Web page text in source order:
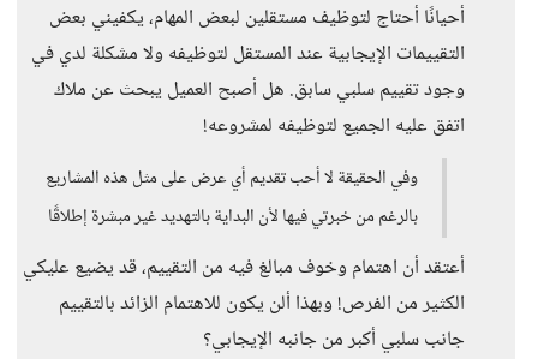
أحيانًا أحتاج لتوظيف مستقلين لبعض المهام، يكفيني بعض
التقييمات الإيجابية عند المستقل لتوظيفه ولا مشكلة لدي في
وجود تقييم سلبي سابق. هل أصبح العميل يبحث عن ملاك
اتفق عليه الجميع لتوظيفه لمشروعه!
وفي الحقيقة لا أحب تقديم أي عرض على مثل هذه المشاريع
بالرغم من خبرتي فيها لأن البداية بالتهديد غير مبشرة إطلاقًا
أعتقد أن اهتمام وخوف مبالغ فيه من التقييم، قد يضيع عليكي
الكثير من الفرص! وبهذا ألن يكون للاهتمام الزائد بالتقييم
جانب سلبي أكبر من جانبه الإيجابي؟